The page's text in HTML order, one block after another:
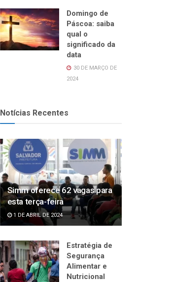
Domingo de
Páscoa: saiba
qual o
significado da
data
30 DE MARÇO DE
2024
Notícias Recentes
Simm oferece 62 vagas para
esta terça-feira
1 DE ABRIL DE 2024
Estratégia de
Segurança
Alimentar e
Nutricional